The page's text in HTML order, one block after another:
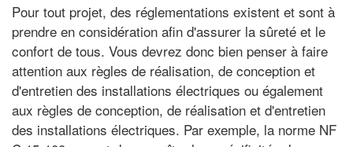
Pour tout projet, des réglementations existent et sont à
prendre en considération afin d'assurer la sûreté et le
confort de tous. Vous devrez donc bien penser à faire
attention aux règles de réalisation, de conception et
d'entretien des installations électriques ou également
aux règles de conception, de réalisation et d'entretien
des installations électriques. Par exemple, la norme NF